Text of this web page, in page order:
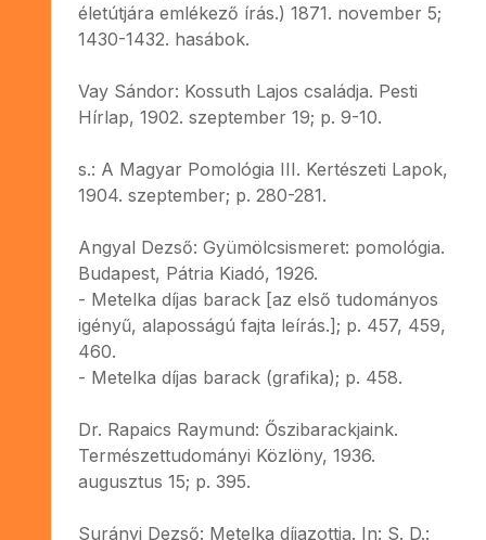
életútjára emlékező írás.) 1871. november 5;
1430-1432. hasábok.
Vay Sándor: Kossuth Lajos családja. Pesti
Hírlap, 1902. szeptember 19; p. 9-10.
s.: A Magyar Pomológia III. Kertészeti Lapok,
1904. szeptember; p. 280-281.
Angyal Dezső: Gyümölcsismeret: pomológia.
Budapest, Pátria Kiadó, 1926.
- Metelka díjas barack [az első tudományos
igényű, alaposságú fajta leírás.]; p. 457, 459,
460.
- Metelka díjas barack (grafika); p. 458.
Dr. Rapaics Raymund: Őszibarackjaink.
Természettudományi Közlöny, 1936.
augusztus 15; p. 395.
Surányi Dezső: Metelka díjazottja. In: S. D.: